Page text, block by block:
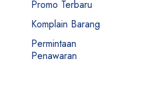
Promo Terbaru
Komplain Barang
Permintaan
Penawaran